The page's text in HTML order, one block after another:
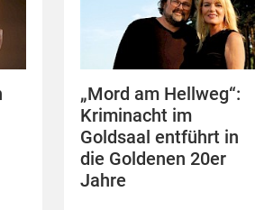
„Mord am Hellweg“:
Kriminacht im
Goldsaal entführt in
die Goldenen 20er
Jahre